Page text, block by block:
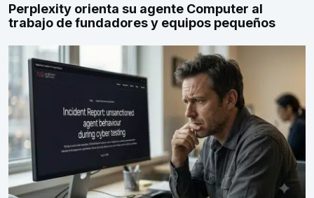
Perplexity orienta su agente Computer al
trabajo de fundadores y equipos pequeños